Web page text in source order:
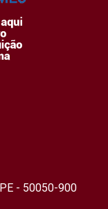
- 50050-900